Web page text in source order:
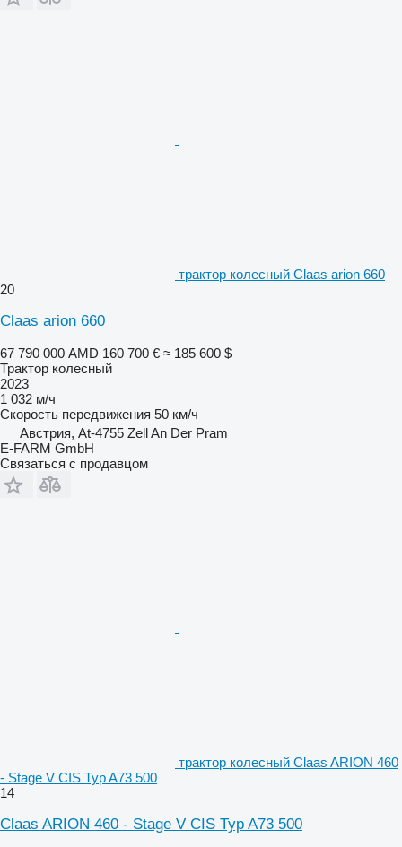
трактор колесный Claas arion 660
20
Claas arion 660
67 790 000 AMD 160 700 € ≈ 185 600 $
Трактор колесный
2023
1 032 м/ч
Скорость передвижения 50 км/ч
Австрия, At-4755 Zell An Der Pram
E-FARM GmbH
Связаться с продавцом
трактор колесный Claas ARION 460
- Stage V CIS Typ A73 500
14
Claas ARION 460 - Stage V CIS Typ A73 500